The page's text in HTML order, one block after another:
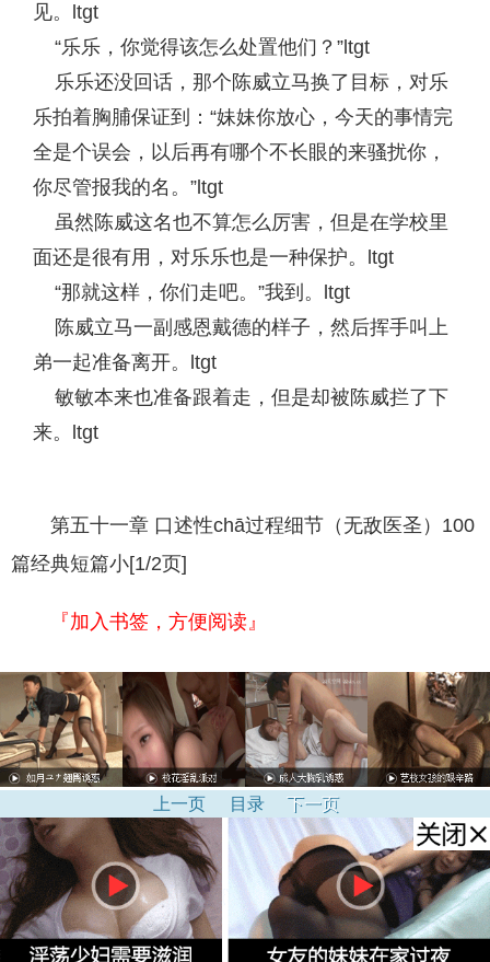
见。ltgt
“乐乐，你觉得该怎么处置他们？”ltgt
乐乐还没回话，那个陈威立马换了目标，对乐
乐拍着胸脯保证到：“妹妹你放心，今天的事情完
全是个误会，以后再有哪个不长眼的来骚扰你，
你尽管报我的名。”ltgt
虽然陈威这名也不算怎么厉害，但是在学校里
面还是很有用，对乐乐也是一种保护。ltgt
“那就这样，你们走吧。”我到。ltgt
陈威立马一副感恩戴德的样子，然后挥手叫上
弟一起准备离开。ltgt
敏敏本来也准备跟着走，但是却被陈威拦了下
来。ltgt
第五十一章 口述性chā过程细节（无敌医圣）100
篇经典短篇小[1/2页]
『加入书签，方便阅读』
上一页 目录 下一页